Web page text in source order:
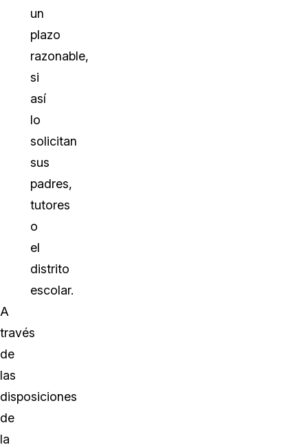
un
plazo
razonable,
si
así
lo
solicitan
sus
padres,
tutores
o
el
distrito
escolar.
A
través
de
las
disposiciones
de
la